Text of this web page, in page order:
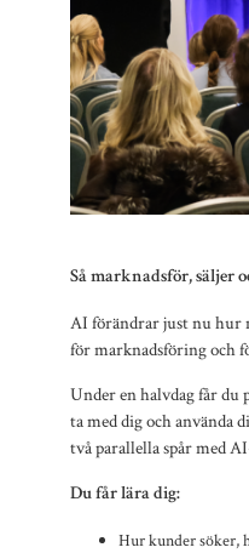
Så marknadsför, säljer
AI förändrar just nu hur
för marknadsföring och
Under en halvdag får du
ta med dig och använda
två parallella spår med
Du får lära dig:
Hur kunder söker,